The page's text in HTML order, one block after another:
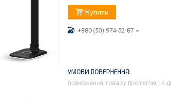
Купити
+380 (50) 974-52-87
повернення товару протягом 14